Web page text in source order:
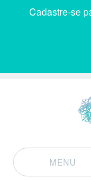
Cadastre-se
MENU